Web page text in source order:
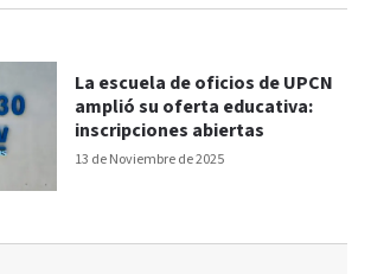
13 de Noviembre de 2025
La escuela de oficios de UPCN
amplió su oferta educativa:
inscripciones abiertas